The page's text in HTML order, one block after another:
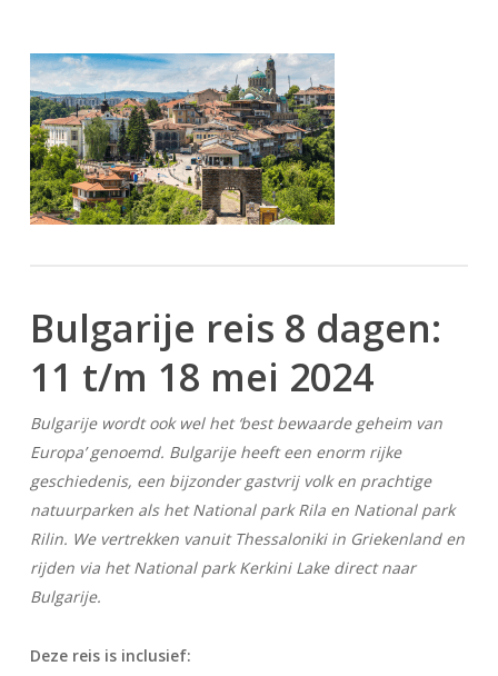
Bulgarije reis 8 dagen:
11 t/m 18 mei 2024
Bulgarije wordt ook wel het ‘best bewaarde geheim van
Europa’ genoemd. Bulgarije heeft een enorm rijke
geschiedenis, een bijzonder gastvrij volk en prachtige
natuurparken als het National park Rila en National park
Rilin. We vertrekken vanuit Thessaloniki in Griekenland en
rijden via het National park Kerkini Lake direct naar
Bulgarije.
Deze reis is inclusief: